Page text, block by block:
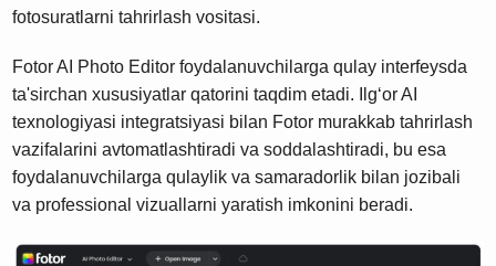
fotosuratlarni tahrirlash vositasi.
Fotor AI Photo Editor foydalanuvchilarga qulay interfeysda
ta'sirchan xususiyatlar qatorini taqdim etadi. Ilg‘or AI
texnologiyasi integratsiyasi bilan Fotor murakkab tahrirlash
vazifalarini avtomatlashtiradi va soddalashtiradi, bu esa
foydalanuvchilarga qulaylik va samaradorlik bilan jozibali
va professional vizuallarni yaratish imkonini beradi.